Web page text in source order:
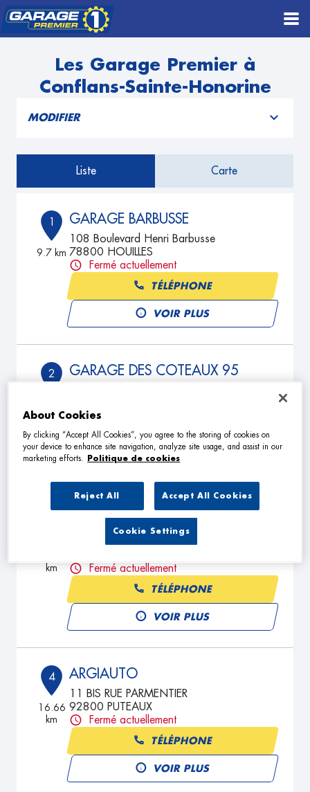
Les Garage Premier à
Conflans-Sainte-Honorine
MODIFIER
Liste Carte
1
9.7 km
GARAGE BARBUSSE
108 Boulevard Henri Barbusse
78800 HOUILLES
Fermé actuellement
TÉLÉPHONE
VOIR PLUS
2
km
GARAGE DES COTEAUX 95
Fermé actuellement
TÉLÉPHONE
VOIR PLUS
km
GARAGE DU MARCHE
19 Rue d'Alsace Lorraine
Fermé actuellement
TÉLÉPHONE
VOIR PLUS
4
16.66
km
ARGIAUTO
11 BIS RUE PARMENTIER
92800 PUTEAUX
Fermé actuellement
TÉLÉPHONE
VOIR PLUS
About Cookies
By clicking “Accept All Cookies”, you agree to the storing of cookies on
your device to enhance site navigation, analyze site usage, and assist in our
marketing efforts.
Politique de cookies
Reject All Accept All Cookies
Cookie Settings